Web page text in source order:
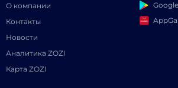
О компании
Контакты
Новости
Аналитика ZOZI
Карта ZOZI